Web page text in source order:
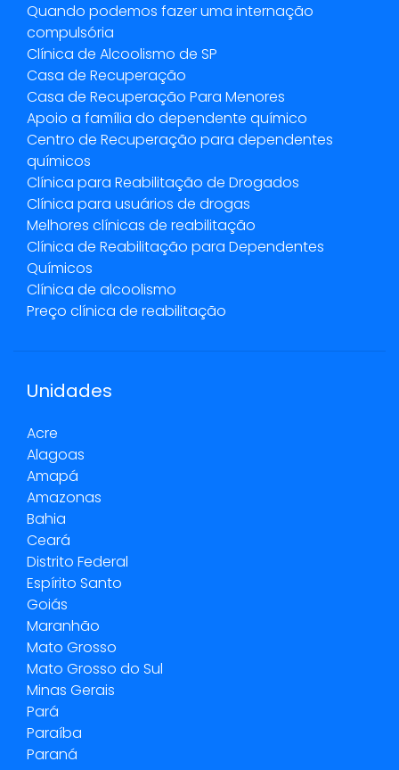
Quando podemos fazer uma internação
compulsória
Clínica de Alcoolismo de SP
Casa de Recuperação
Casa de Recuperação Para Menores
Apoio a família do dependente químico
Centro de Recuperação para dependentes
químicos
Clínica para Reabilitação de Drogados
Clínica para usuários de drogas
Melhores clínicas de reabilitação
Clínica de Reabilitação para Dependentes
Químicos
Clínica de alcoolismo
Preço clínica de reabilitação
Unidades
Acre
Alagoas
Amapá
Amazonas
Bahia
Ceará
Distrito Federal
Espírito Santo
Goiás
Maranhão
Mato Grosso
Mato Grosso do Sul
Minas Gerais
Pará
Paraíba
Paraná